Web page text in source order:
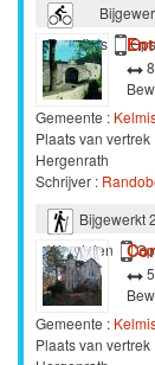
Racefiets
Gemeente :
Plaats van
Hergenrath
Schrijver :
Bijgewerkt
Wandelen
Gemeente :
Plaats van